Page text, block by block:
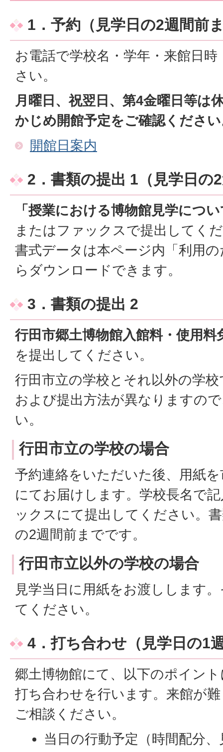
1．予約（見学日の2週間前
お電話で学校名・学年・来館日
さい。
月曜日、祝翌日、第4金曜日等は
かじめ開館予定をご確認くださ
開館日案内
2．書類の提出 1（見学日の
「授業における博物館見学につ
またはファックスで提出してく
書式データは本ページ内「利用
らダウンロードできます。
3．書類の提出 2
行田市郷土博物館入館料・使用料
を提出してください。
行田市立の学校とそれ以外の学
および提出方法が異なりますの
い。
行田市立の学校の場合
予約連絡をいただいた後、用紙
にてお届けします。学校長名で
ックスにて提出してください。
の2週間前までです。
行田市立以外の学校の場合
見学当日に用紙をお渡しします
てください。
4．打ち合わせ（見学日の1
郷土博物館にて、以下のポイン
打ち合わせを行います。来館が
ご相談ください。
当日の行動予定（時間配分